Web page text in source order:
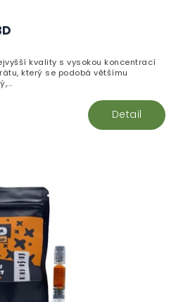
Detail
kvality s vysokou koncentrací
který se podobá většímu